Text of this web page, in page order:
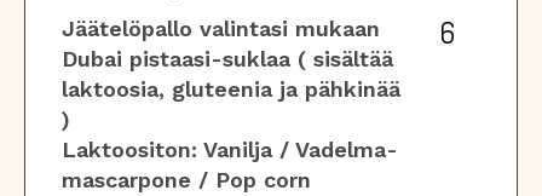
Jäätelöpallo valintasi mukaan
Dubai pistaasi-suklaa ( sisältää
laktoosia, gluteenia ja pähkinää
)
Laktoositon: Vanilja / Vadelma-
mascarpone / Pop corn
6